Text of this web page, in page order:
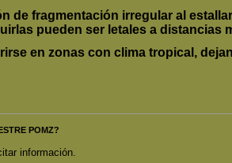
de fragmentación irregular al
pueden ser letales a distancias
en zonas con clima tropical,
POMZ?
información.